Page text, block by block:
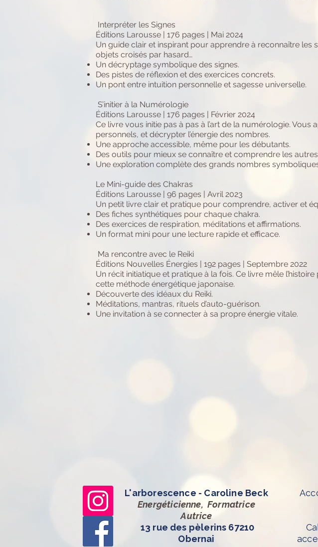
Interpréter les Signes
Éditions Larousse | 176 pages | Mai 2024
Un guide clair et inspirant pour apprendre à reconnaître les
objets croisés par hasard…
Un décryptage symbolique des signes.
Des pistes de réflexion et des exercices concrets.
Un pont entre intuition personnelle et sagesse universelle.
S’initier à la Numérologie
Éditions Larousse | 176 pages | Février 2024
Ce livre vous initie pas à pas à l’art de la numérologie.
personnels, et décrypter l’énergie des nombres.
Une approche accessible, même pour les débutants.
Des outils pour mieux se connaître et comprendre les
Une exploration complète des grands nombres
Le Mini-guide des Chakras
Éditions Larousse | 96 pages | Avril 2023
Un petit livre clair et pratique pour comprendre, activer et
Des fiches synthétiques pour chaque chakra.
Des exercices de respiration, méditations et affirmations.
Un format mini pour une lecture rapide et efficace.
Ma rencontre avec le Reiki
Éditions Nouvelles Énergies | 192 pages | Septembre 2022
Un récit initiatique et pratique à la fois. Ce livre mêle
cette méthode énergétique japonaise.
Découverte des idéaux du Reiki.
Méditations, mantras, rituels d’auto-guérison.
Une invitation à se connecter à sa propre énergie vitale.
L'arborescence - Caroline Beck
Energéticienne, Formatrice
Autrice
13 rue des pèlerins 67210
Obernai